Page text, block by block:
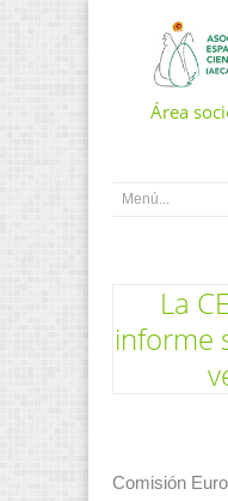
Área
La
informe
Comisión